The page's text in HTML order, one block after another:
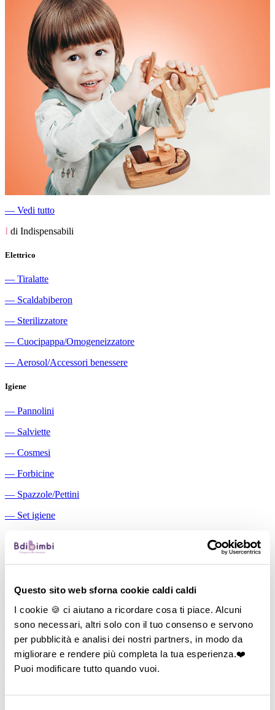
Questo sito web sforna cookie caldi caldi
I cookie 🍪 ci aiutano a ricordare cosa ti piace. Alcuni
sono necessari, altri solo con il tuo consenso e servono
per pubblicità e analisi dei nostri partners, in modo da
migliorare e rendere più completa la tua esperienza.❤️
Puoi modificare tutto quando vuoi.
― Vedi tutto
I di Indispensabili
Elettrico
― Tiralatte
― Scaldabiberon
― Sterilizzatore
― Cuocipappa/Omogeneizzatore
― Aerosol/Accessori benessere
Igiene
― Pannolini
― Salviette
― Cosmesi
― Forbicine
― Spazzole/Pettini
― Set igiene
Aspiratori nasali manuali
―
Cuscini allattamento
―Biberon
―
Tettarelle
―Succhietti